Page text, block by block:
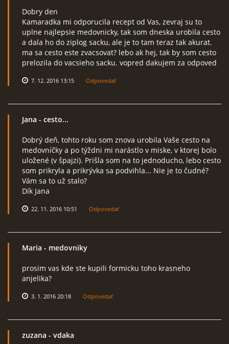
Dobry den
Kamaradka mi odporucila recept od Vas, zevraj su to
uplne najlepsie medovnicky, tak som dneska urobila cesto
a dala ho do ziplog sacku, ale je to tam teraz tak akurat.
ma sa cesto este zvacsovat? lebo ak hej, tak by som cesto
prelozila do vacsieho sacku. vopred dakujem za odpoved
7. 12. 2016 13:15 Odpovedať
Jana - cesto...
Dobrý deň, tohto roku som znova urobila Vaše cesto na
medovníčky a po týždni mi narástlo v miske, v ktorej bolo
uložené (v špajzi). Prišla som na to jednoducho, lebo cesto
som prikryla a prikrývka sa podvihla... Nie je to čudné?
Vám sa to už stalo?
Dík Jana
22. 11. 2016 10:51 Odpovedať
Maria - medovniky
prosim vas kde ste kupili formicku toho krasneho
anjelika?
3. 1. 2016 20:18 Odpovedať
zuzana - vdaka